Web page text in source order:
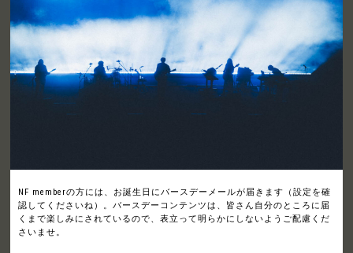
NF memberの方には、お誕生日にバースデーメールが届きます（設定を確
認してくださいね）。バースデーコンテンツは、皆さん自分のところに届
くまで楽しみにされているので、表立って明らかにしないようご配慮くだ
さいませ。